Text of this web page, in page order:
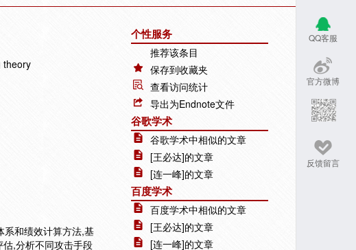
QQ客服
官方微博
反馈留言
theory
系和绩效计算方法,基
,分析不同攻击手段
个性服务
推荐该条目
保存到收藏夹
查看访问统计
导出为Endnote文件
谷歌学术
谷歌学术中相似的文章
[王必达]的文章
[连一峰]的文章
百度学术
百度学术中相似的文章
[王必达]的文章
[连一峰]的文章